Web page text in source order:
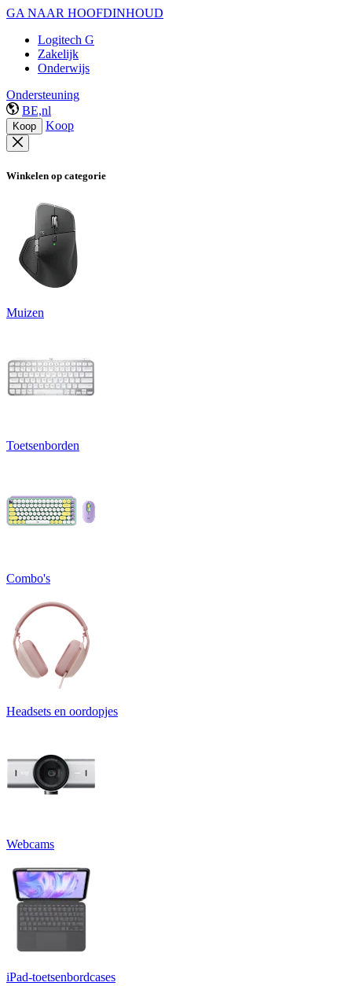
GA NAAR HOOFDINHOUD
Logitech G
Zakelijk
Onderwijs
Ondersteuning
BE,nl
Koop Koop
Winkelen op categorie
Muizen
Toetsenborden
Combo's
Headsets en oordopjes
Webcams
iPad-toetsenbordcases